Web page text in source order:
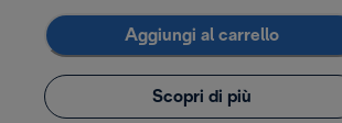
Aggiungi al carrello
Scopri di più